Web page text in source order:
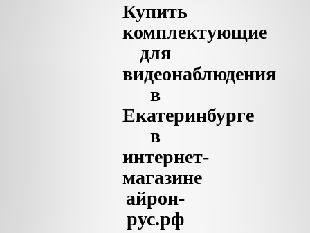
Купить
комплектующие
для
видеонаблюдения
в
Екатеринбурге
в
интернет-
магазине
айрон-
рус.рф